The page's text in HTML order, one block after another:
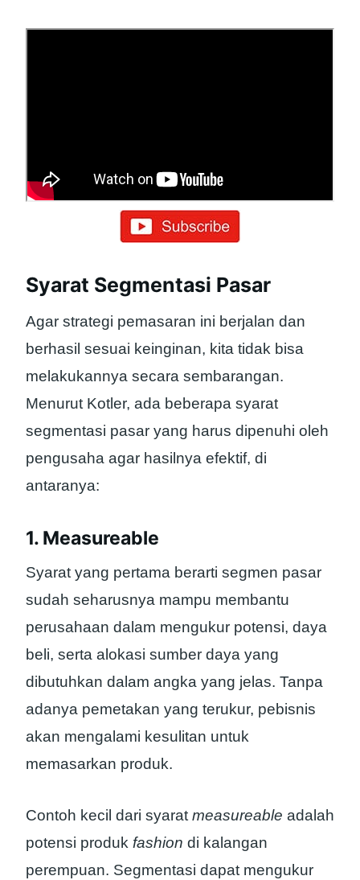
Syarat Segmentasi Pasar
Agar strategi pemasaran ini berjalan dan
berhasil sesuai keinginan, kita tidak bisa
melakukannya secara sembarangan.
Menurut Kotler, ada beberapa syarat
segmentasi pasar yang harus dipenuhi oleh
pengusaha agar hasilnya efektif, di
antaranya:
1. Measureable
Syarat yang pertama berarti segmen pasar
sudah seharusnya mampu membantu
perusahaan dalam mengukur potensi, daya
beli, serta alokasi sumber daya yang
dibutuhkan dalam angka yang jelas. Tanpa
adanya pemetakan yang terukur, pebisnis
akan mengalami kesulitan untuk
memasarkan produk.
Contoh kecil dari syaratmeasureable adalah
potensi produk fashion di kalangan
perempuan. Segmentasi dapat mengukur